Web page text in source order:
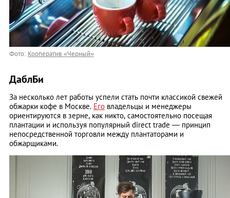
Фото: Кооператив «Черный»
ДаблБи
За несколько лет работы успели стать почти классикой свежей
обжарки кофе в Москве. Его владельцы и менеджеры
ориентируются в зерне, как никто, самостоятельно посещая
плантации и используя популярный direct trade — принцип
непосредственной торговли между плантаторами и
обжарщиками.